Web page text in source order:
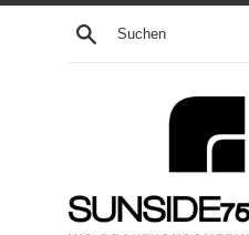
Direkt
Suchen